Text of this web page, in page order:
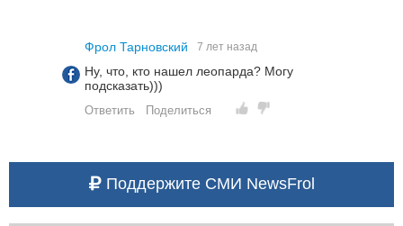
Фрол Тарновский 7 лет назад
Ну, что, кто нашел леопарда? Могу
подсказать)))
Ответить Поделиться
Поддержите СМИ NewsFrol